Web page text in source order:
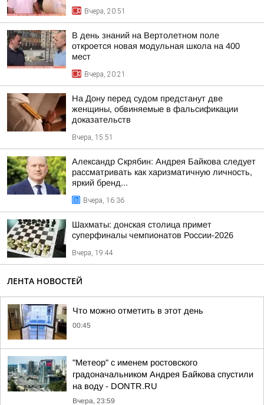
Вчера, 20:51
В день знаний на Вертолетном поле
откроется новая модульная школа на 400
мест
Вчера, 20:21
На Дону перед судом предстанут две
женщины, обвиняемые в фальсификации
доказательств
Вчера, 15:51
Александр Скрябин: Андрея Байкова следует
рассматривать как харизматичную личность,
яркий бренд...
Вчера, 16:36
Шахматы: донская столица примет
суперфиналы чемпионатов России-2026
Вчера, 19:44
ЛЕНТА НОВОСТЕЙ
Что можно отметить в этот день
00:45
"Метеор" с именем ростовского
градоначальником Андрея Байкова спустили
на воду - DONTR.RU
Вчера, 23:59